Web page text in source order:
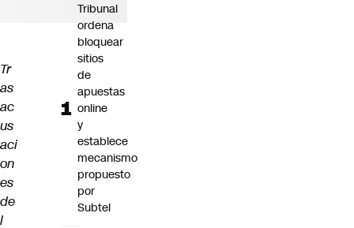
Tr
as
ac
us
aci
on
es
de
l
Tribunal
ordena
bloquear
sitios
de
apuestas
online
y
establece
mecanismo
propuesto
por
Subtel